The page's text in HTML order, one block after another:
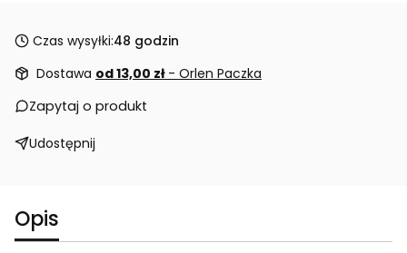
Czas wysyłki:48 godzin
Dostawa od 13,00 zł - Orlen Paczka
Zapytaj o produkt
Udostępnij
Opis